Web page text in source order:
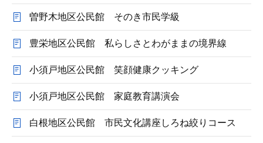
曽野木地区公民館 そのき市民学級
豊栄地区公民館 私らしさとわがままの境界線
小須戸地区公民館 笑顔健康クッキング
小須戸地区公民館 家庭教育講演会
白根地区公民館 市民文化講座しろね絞りコース